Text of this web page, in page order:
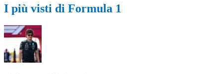
I più visti di Formula 1